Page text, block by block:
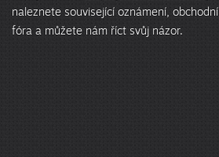
naleznete související oznámení, obchodní
fóra a můžete nám říct svůj názor.